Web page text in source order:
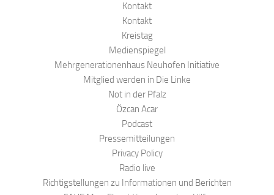
Kontakt
Kontakt
Kreistag
Medienspiegel
Mehrgenerationenhaus Neuhofen Initiative
Mitglied werden in Die Linke
Not in der Pfalz
Özcan Acar
Podcast
Pressemitteilungen
Privacy Policy
Radio live
Richtigstellungen zu Informationen und Berichten